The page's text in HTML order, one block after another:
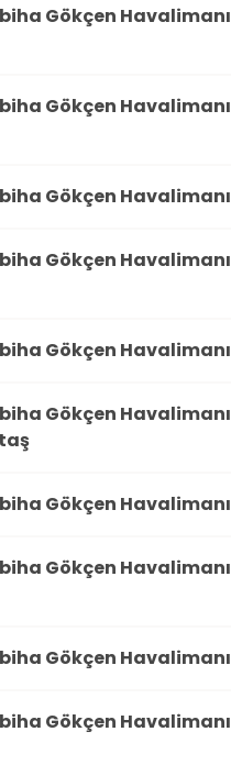
Gökçen Havalimanı
Gökçen Havalimanı
Gökçen Havalimanı
Gökçen Havalimanı
Gökçen Havalimanı
Gökçen Havalimanı
Gökçen Havalimanı
Gökçen Havalimanı
Gökçen Havalimanı
Gökçen Havalimanı